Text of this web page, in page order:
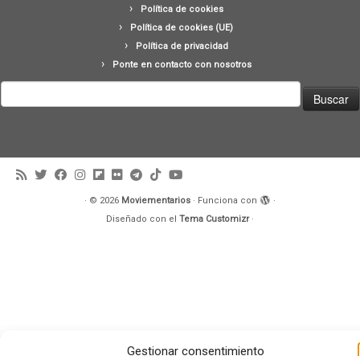
Gestionar consentimiento
Política de cookies
Política de cookies (UE)
Política de privacidad
Ponte en contacto con nosotros
· © 2026 Moviementarios · Funciona con
·
Diseñado con el Tema Customizr·